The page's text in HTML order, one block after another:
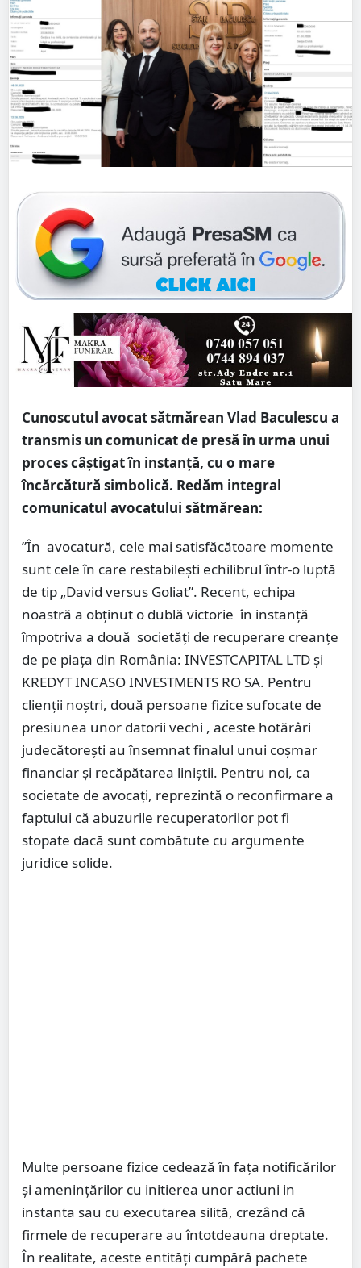
Cunoscutul avocat sătmărean Vlad Baculescu a
transmis un comunicat de presă în urma unui
proces câștigat în instanță, cu o mare
încărcătură simbolică. Redăm integral
comunicatul avocatului sătmărean:
”În avocatură, cele mai satisfăcătoare momente
sunt cele în care restabilești echilibrul într-o luptă
de tip „David versus Goliat”. Recent, echipa
noastră a obținut o dublă victorie în instanță
împotriva a două societăți de recuperare creanțe
de pe piața din România: INVESTCAPITAL LTD și
KREDYT INCASO INVESTMENTS RO SA. Pentru
clienții noștri, două persoane fizice sufocate de
presiunea unor datorii vechi , aceste hotărâri
judecătorești au însemnat finalul unui coșmar
financiar și recăpătarea liniștii. Pentru noi, ca
societate de avocați, reprezintă o reconfirmare a
faptului că abuzurile recuperatorilor pot fi
stopate dacă sunt combătute cu argumente
juridice solide.
Multe persoane fizice cedează în fața notificărilor
și amenințărilor cu initierea unor actiuni in
instanta sau cu executarea silită, crezând că
firmele de recuperare au întotdeauna dreptate.
În realitate, aceste entități cumpără pachete